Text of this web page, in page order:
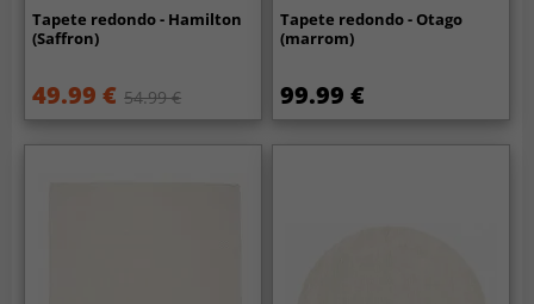
Tapete redondo - Hamilton
(Saffron)
49.99 € 54.99 €
Tapete redondo - Otago
(marrom)
99.99 €